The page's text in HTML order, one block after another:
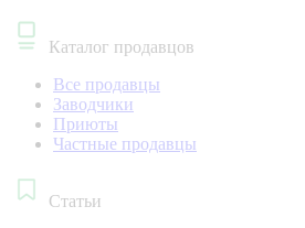
Каталог продавцов
Все продавцы
Заводчики
Приюты
Частные продавцы
Статьи